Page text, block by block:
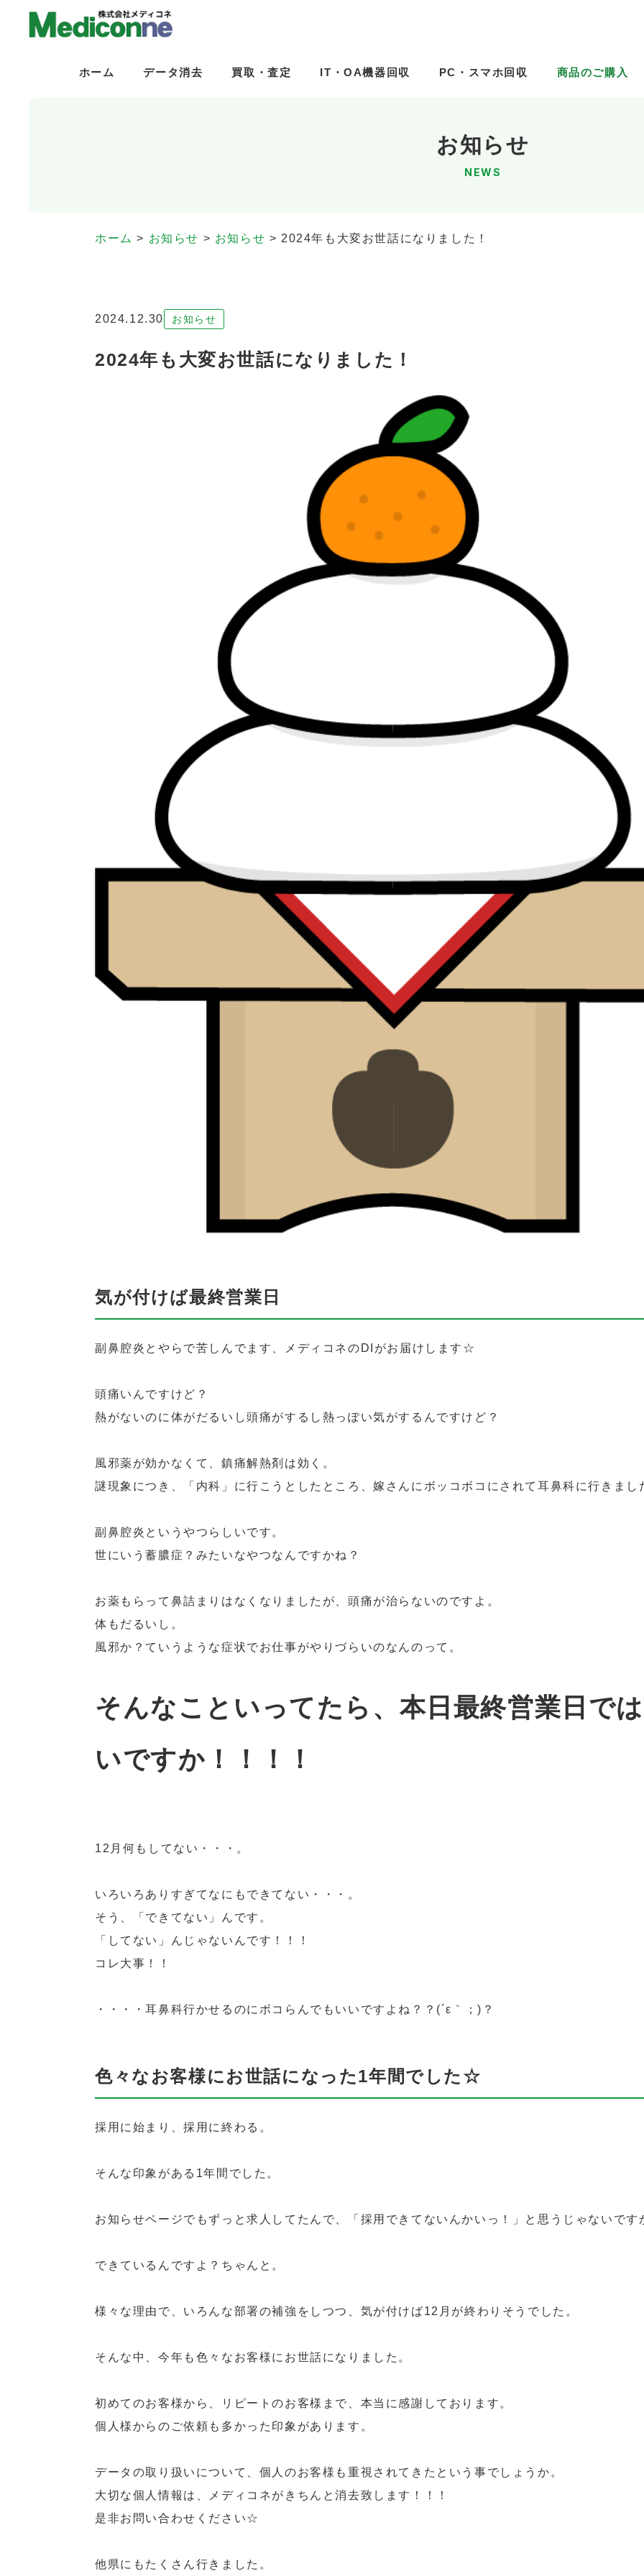
ホーム データ消去 買取・査定 IT・OA機器回収 PC・スマホ回収 商品のご購入
お知らせ
NEWS
ホーム > お知らせ > お知らせ > 2024年も大変お世話になりました！
2024.12.30 お知らせ
2024年も大変お世話になりました！
気が付けば最終営業日
副鼻腔炎とやらで苦しんでます、メディコネのDIがお届けします☆
頭痛いんですけど？
熱がないのに体がだるいし頭痛がするし熱っぽい気がするんですけど？
風邪薬が効かなくて、鎮痛解熱剤は効く。
謎現象につき、「内科」に行こうとしたところ、嫁さんにボッコボコにされて耳鼻科に行きまし
副鼻腔炎というやつらしいです。
世にいう蓄膿症？みたいなやつなんですかね？
お薬もらって鼻詰まりはなくなりましたが、頭痛が治らないのですよ。
体もだるいし。
風邪か？ていうような症状でお仕事がやりづらいのなんのって。
そんなこといってたら、本日最終営業日で
いですか！！！！
12月何もしてない・・・。
いろいろありすぎてなにもできてない・・・。
そう、「できてない」んです。
「してない」んじゃないんです！！！
コレ大事！！
・・・・耳鼻科行かせるのにボコらんでもいいですよね？？(´ε｀；)？
色々なお客様にお世話になった1年間でした☆
採用に始まり、採用に終わる。
そんな印象がある1年間でした。
お知らせページでもずっと求人してたんで、「採用できてないんかいっ！」と思うじゃないです
できているんですよ？ちゃんと。
様々な理由で、いろんな部署の補強をしつつ、気が付けば12月が終わりそうでした。
そんな中、今年も色々なお客様にお世話になりました。
初めてのお客様から、リピートのお客様まで、本当に感謝しております。
個人様からのご依頼も多かった印象があります。
データの取り扱いについて、個人のお客様も重視されてきたという事でしょうか。
大切な個人情報は、メディコネがきちんと消去致します！！！
是非お問い合わせください☆
他県にもたくさん行きました。
ホーム データ消去 買取・査定 IT・OA機器回収 PC・スマホ回収 商品のご購入